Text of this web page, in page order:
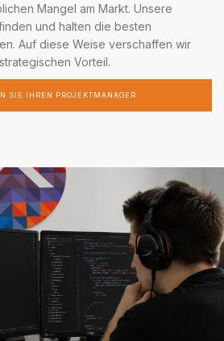
Mangel am Markt. Unsere
und halten die besten
Auf diese Weise verschaffen wir
Vorteil.
SIE IHREN PROJEKTMANAGER